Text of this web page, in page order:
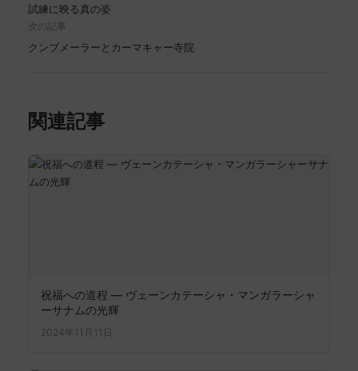
試練に映る真の姿
次の記事
クンブメーラーとカーマキャー寺院
関連記事
祝福への道程 ― ヴェーンカテーシャ・マンガラーシャ
ーサナムの光輝
2024年11月11日